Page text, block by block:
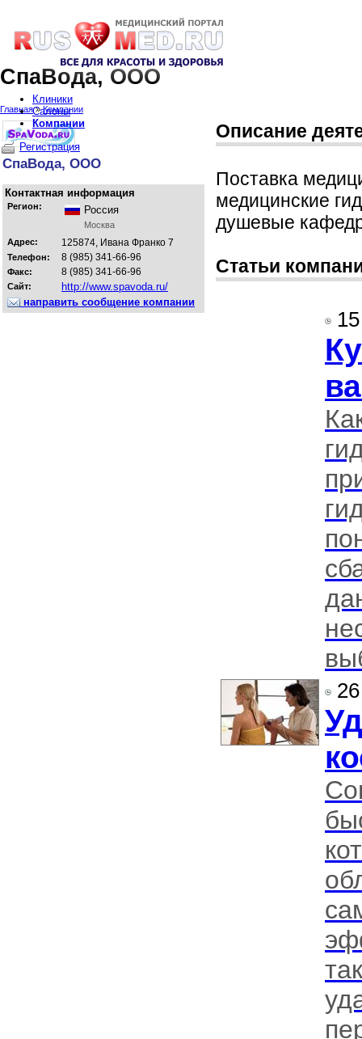
СпаВода, ООО
Главная»Компании
СпаВода, ООО
Контактная информация
Регион: Россия
Москва
Адрес:
125874, Ивана Франко 7
Телефон: 8 (985) 341-66-96
Факс: 8 (985) 341-66-96
Сайт:
http://www.spavoda.ru/
направить сообщение компании
Описание
Поставка
медицинские
душевые
Статьи
Клиники
Салоны
Компании
Регистрация